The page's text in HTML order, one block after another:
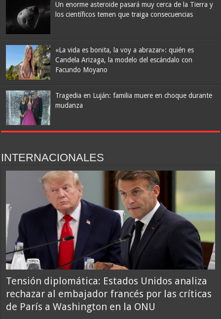
Un enorme asteroide pasará muy cerca de la Tierra y
los científicos temen que traiga consecuencias
«La vida es bonita, la voy a abrazar»: quién es
Candela Arizaga, la modelo del escándalo con
Facundo Moyano
Tragedia en Luján: familia muere en choque durante
mudanza
INTERNACIONALES
Tensión diplomática: Estados Unidos analiza
rechazar al embajador francés por las críticas
de París a Washington en la ONU